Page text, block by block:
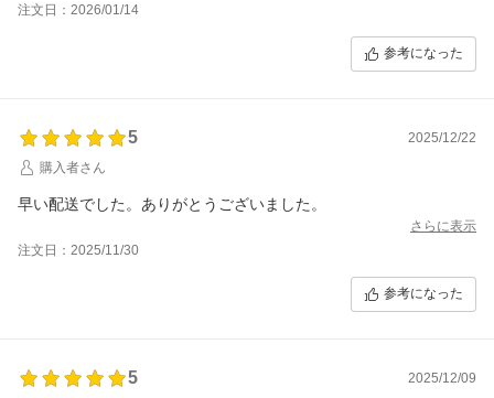
注文日：2026/01/14
参考になった
5
2025/12/22
購入者さん
早い配送でした。ありがとうございました。
さらに表示
注文日：2025/11/30
参考になった
5
2025/12/09